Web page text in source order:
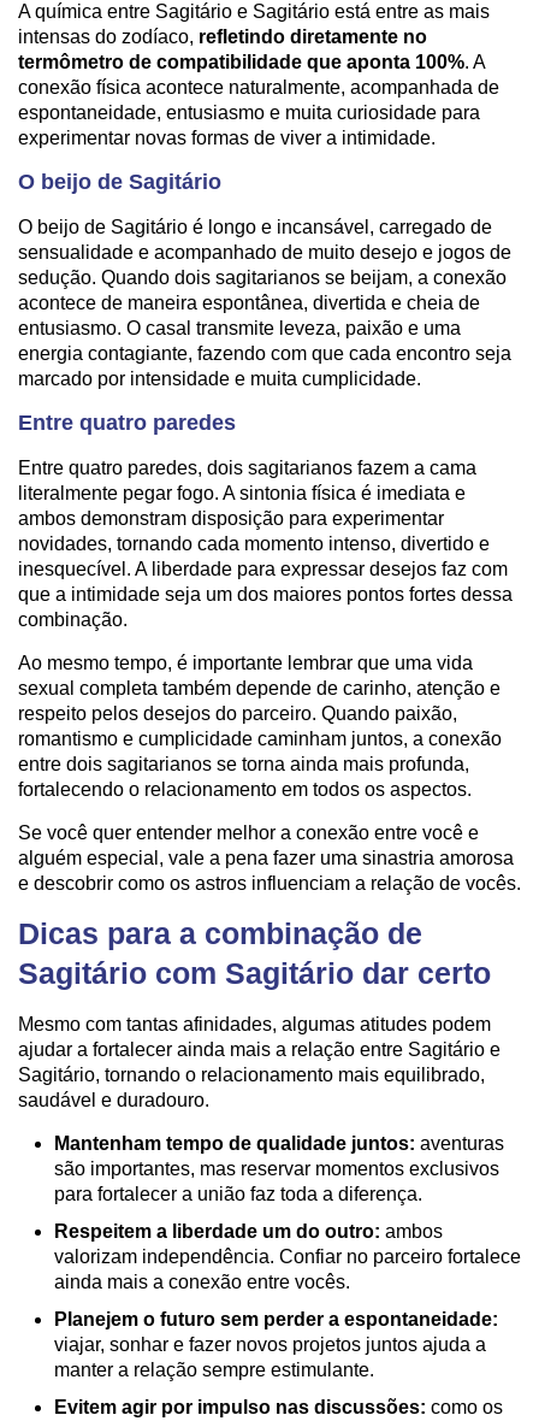
A química entre Sagitário e Sagitário está entre as mais
intensas do zodíaco, refletindo diretamente no
termômetro de compatibilidade que aponta 100%. A
conexão física acontece naturalmente, acompanhada de
espontaneidade, entusiasmo e muita curiosidade para
experimentar novas formas de viver a intimidade.
O beijo de Sagitário
O beijo de Sagitário é longo e incansável, carregado de
sensualidade e acompanhado de muito desejo e jogos de
sedução. Quando dois sagitarianos se beijam, a conexão
acontece de maneira espontânea, divertida e cheia de
entusiasmo. O casal transmite leveza, paixão e uma
energia contagiante, fazendo com que cada encontro seja
marcado por intensidade e muita cumplicidade.
Entre quatro paredes
Entre quatro paredes, dois sagitarianos fazem a cama
literalmente pegar fogo. A sintonia física é imediata e
ambos demonstram disposição para experimentar
novidades, tornando cada momento intenso, divertido e
inesquecível. A liberdade para expressar desejos faz com
que a intimidade seja um dos maiores pontos fortes dessa
combinação.
Ao mesmo tempo, é importante lembrar que uma vida
sexual completa também depende de carinho, atenção e
respeito pelos desejos do parceiro. Quando paixão,
romantismo e cumplicidade caminham juntos, a conexão
entre dois sagitarianos se torna ainda mais profunda,
fortalecendo o relacionamento em todos os aspectos.
Se você quer entender melhor a conexão entre você e
alguém especial, vale a pena fazer uma sinastria amorosa
e descobrir como os astros influenciam a relação de vocês.
Dicas para a combinação de
Sagitário com Sagitário dar certo
Mesmo com tantas afinidades, algumas atitudes podem
ajudar a fortalecer ainda mais a relação entre Sagitário e
Sagitário, tornando o relacionamento mais equilibrado,
saudável e duradouro.
Mantenham tempo de qualidade juntos: aventuras
são importantes, mas reservar momentos exclusivos
para fortalecer a união faz toda a diferença.
Respeitem a liberdade um do outro: ambos
valorizam independência. Confiar no parceiro fortalece
ainda mais a conexão entre vocês.
Planejem o futuro sem perder a espontaneidade:
viajar, sonhar e fazer novos projetos juntos ajuda a
manter a relação sempre estimulante.
Evitem agir por impulso nas discussões: como os